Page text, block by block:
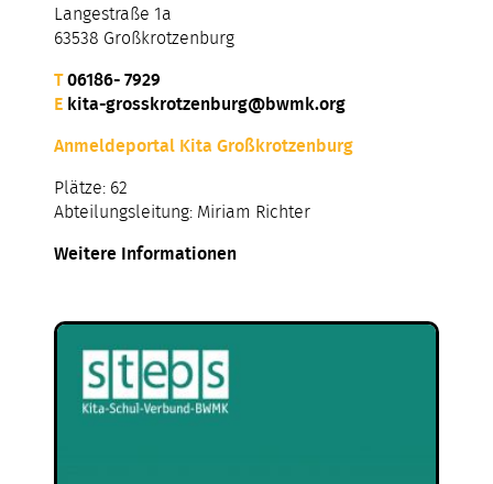
Langestraße 1a
63538 Großkrotzenburg
T06186- 7929
E kita-grosskrotzenburg@bwmk.org
Anmeldeportal Kita Großkrotzenburg
Plätze: 62
Abteilungsleitung: Miriam Richter
Weitere Informationen